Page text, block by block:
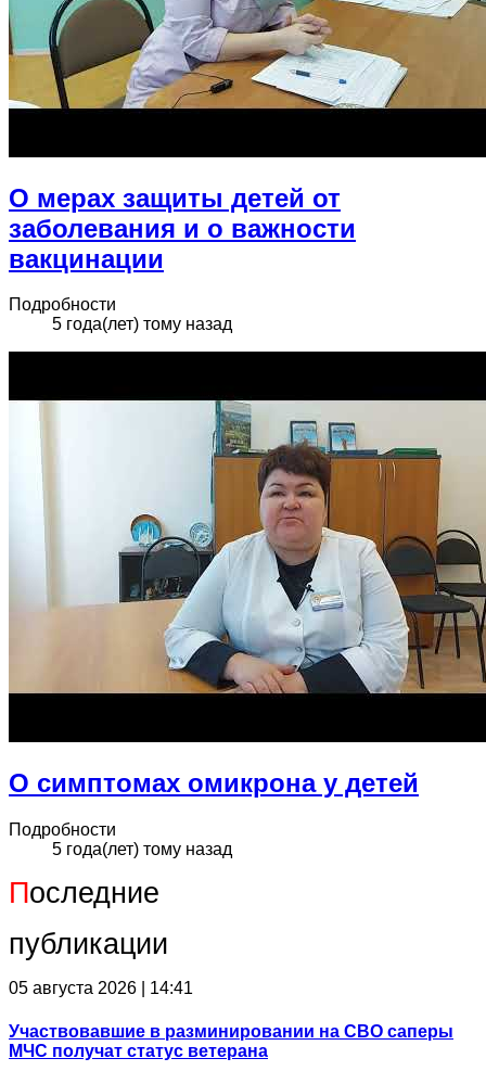
О мерах защиты детей от
заболевания и о важности
вакцинации
Подробности
5 года(лет) тому назад
О симптомах омикрона у детей
Подробности
5 года(лет) тому назад
Последние
публикации
05 августа 2026 | 14:41
Участвовавшие в разминировании на СВО саперы
МЧС получат статус ветерана